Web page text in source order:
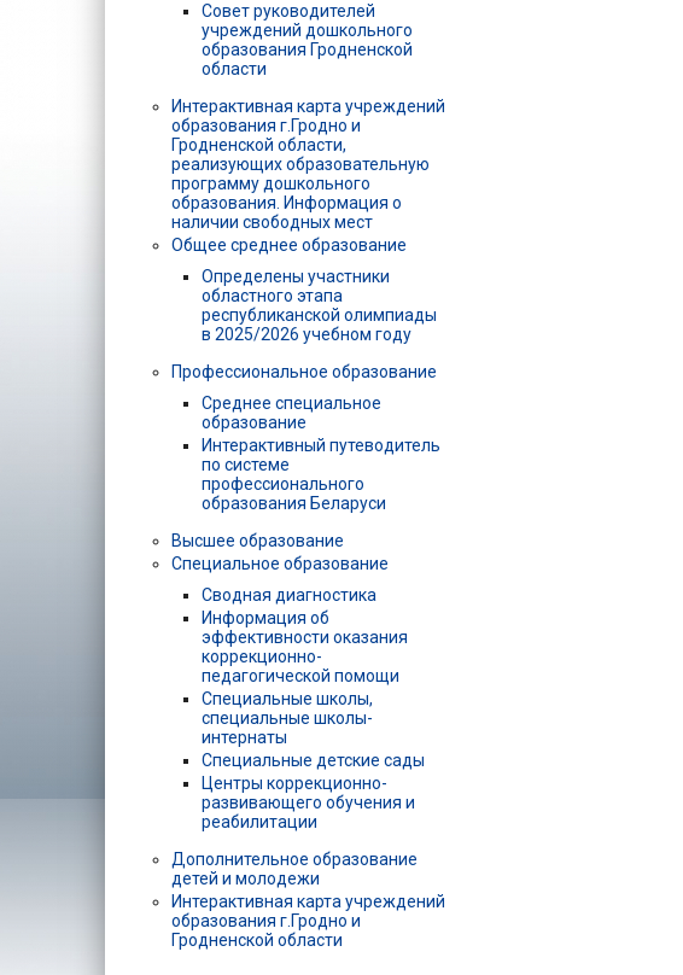
Совет руководителей
учреждений дошкольного
образования Гродненской
области
Интерактивная карта учреждений
образования г.Гродно и
Гродненской области,
реализующих образовательную
программу дошкольного
образования. Информация о
наличии свободных мест
Общее среднее образование
Определены участники
областного этапа
республиканской олимпиады
в 2025/2026 учебном году
Профессиональное образование
Среднее специальное
образование
Интерактивный путеводитель
по системе
профессионального
образования Беларуси
Высшее образование
Специальное образование
Сводная диагностика
Информация об
эффективности оказания
коррекционно-
педагогической помощи
Специальные школы,
специальные школы-
интернаты
Специальные детские сады
Центры коррекционно-
развивающего обучения и
реабилитации
Дополнительное образование
детей и молодежи
Интерактивная карта учреждений
образования г.Гродно и
Гродненской области